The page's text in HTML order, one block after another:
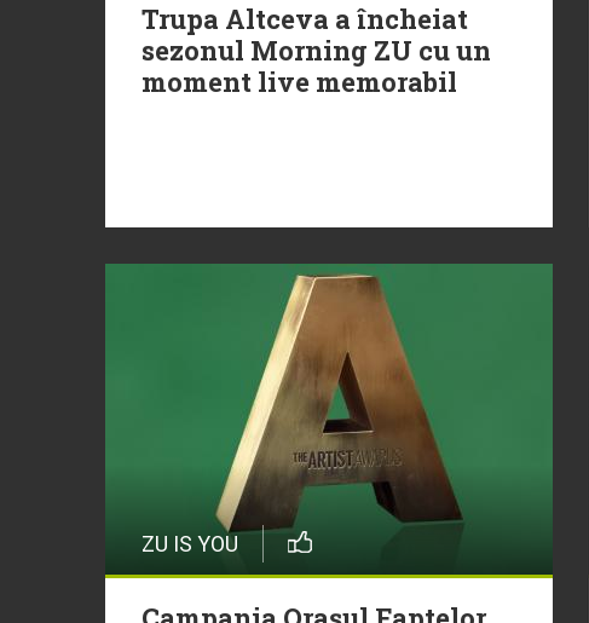
Trupa Altceva a încheiat
sezonul Morning ZU cu un
moment live memorabil
ZU IS YOU